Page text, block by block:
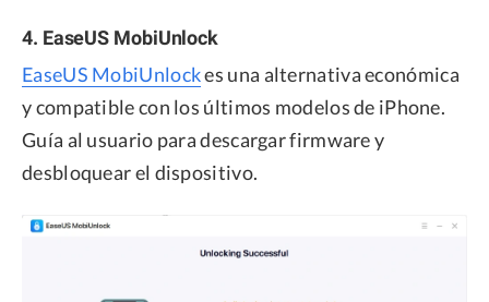
4. EaseUS MobiUnlock
EaseUS MobiUnlockes una alternativa económica
y compatible con los últimos modelos de iPhone.
Guía al usuario para descargar firmware y
desbloquear el dispositivo.